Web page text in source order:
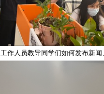
工作人员教导同学们如何发布新闻